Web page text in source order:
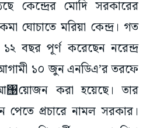
কেন্দ্রের মোদি সরকারের
ঘোচাতে মরিয়া কেন্দ্র। গত
১২ বছর পূর্ণ করেছেন নরেন্দ্র
আগামী ১০ জুন এনডিএ’র তরফে
করা হয়েছে। তার
প্রচারে নামল সরকার।